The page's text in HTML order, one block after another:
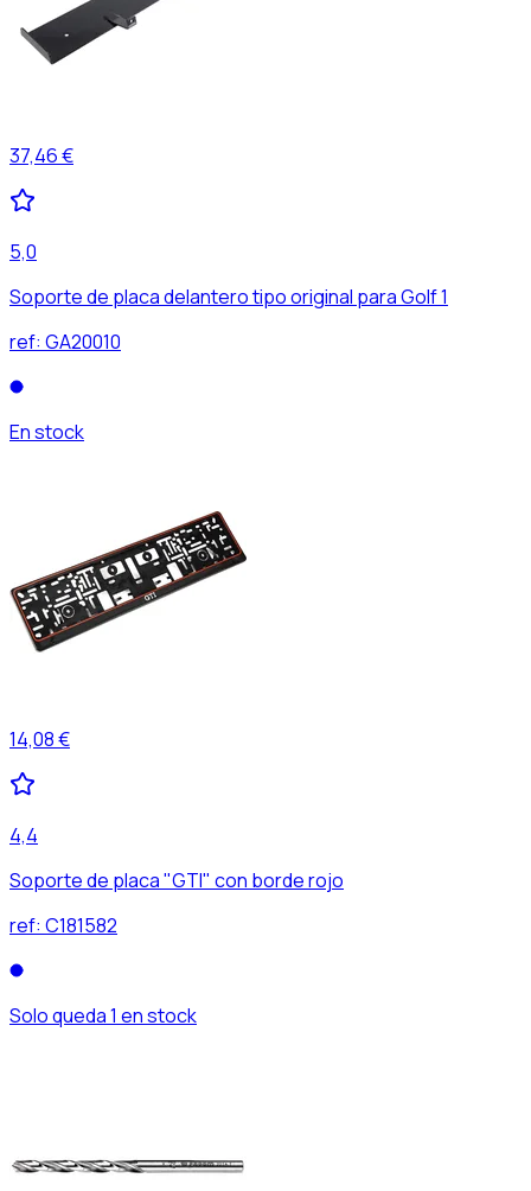
37,46 €
5,0
Soporte de placa delantero tipo original para Golf 1
ref: GA20010
En stock
14,08 €
4,4
Soporte de placa "GTI" con borde rojo
ref: C181582
Solo queda 1 en stock